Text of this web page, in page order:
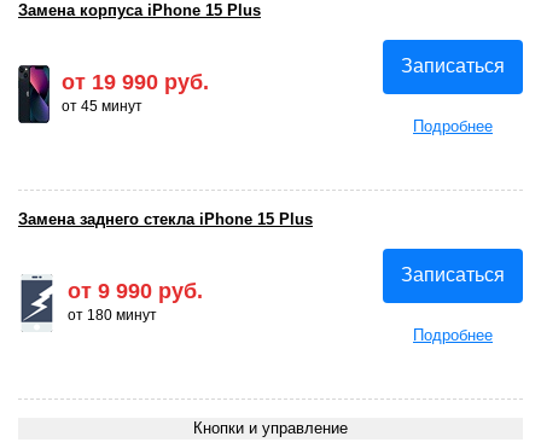
от 19 990 руб.
от 45 минут
Записаться
Подробнее
Замена корпуса iPhone 15 Plus
от 9 990 руб.
от 180 минут
Записаться
Подробнее
Замена заднего стекла iPhone 15 Plus
Кнопки и управление